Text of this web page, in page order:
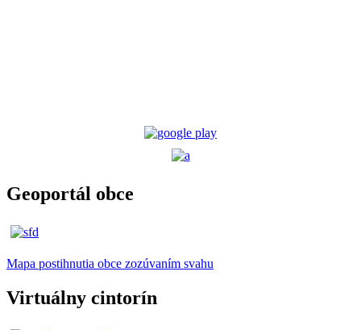
Geoportál obce
Mapa postihnutia obce zozúvaním svahu
Virtuálny cintorín